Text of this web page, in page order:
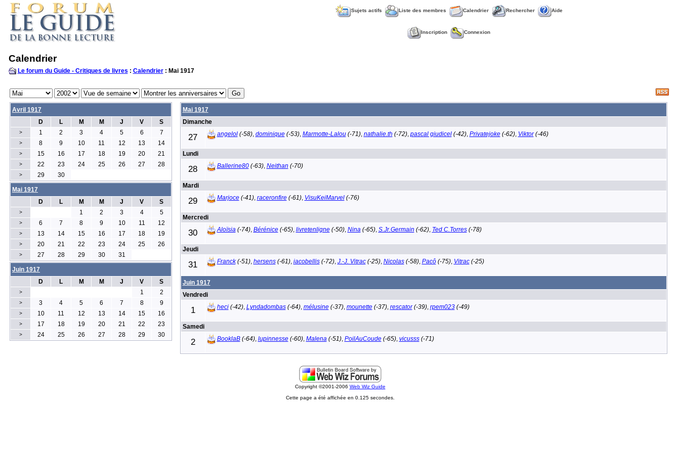
Sujets actifs Liste des membres Calendrier Rechercher Aide
Inscription Connexion
Calendrier
Le forum du Guide - Critiques de livres : Calendrier: Mai 1917
Avril 1917
D
L M M J V S
> 1 2 3 4 5 6 7
> 8 9 10 11 12 13 14
> 15 16 17 18 19 20 21
> 22 23 24 25 26 27 28
> 29 30
Mai 1917
Dimanche
27 angelol(-58), dominique(-53), Marmotte-Lalou(-71), nathalie.th (-72), pascal giudicel(-42), Privatejoke(-62), Viktor(-46)
Lundi
28 Ballerine80(-63), Neithan (-70)
Mardi
29 Marjoce(-41), raceronfire(-61), VisuKeiMarvel(-76)
Mercredi
30 Aloïsia (-74), Bérénice(-65), livretenligne(-50), Nina (-65), S.Jr.Germain (-62), Ted C.Torres(-78)
Jeudi
31 Franck(-51), hersens(-61), iacobellis(-72), J.-J. Vitrac(-25), Nicolas(-58), Pacô(-75), Vitrac(-25)
Juin 1917
Vendredi
1 heci(-42), Lyndadombas(-64), mélusine(-37), mounette(-37), rescator(-39), rpem023(-49)
Samedi
2 BooklaB(-64), lupinnesse(-60), Malena (-51), PoilAuCoude(-65), vicusss(-71)
Mai 1917
D
L M M J V S
> 1 2 3 4 5
> 6 7 8 9 10 11 12
> 13 14 15 16 17 18 19
> 20 21 22 23 24 25 26
> 27 28 29 30 31
Juin 1917
D
L M M J V S
> 1 2
> 3 4 5 6 7 8 9
> 10 11 12 13 14 15 16
> 17 18 19 20 21 22 23
> 24 25 26 27 28 29 30
Copyright ©2001-2006 Web Wiz Guide
Cette page a été affichée en 0.125 secondes.